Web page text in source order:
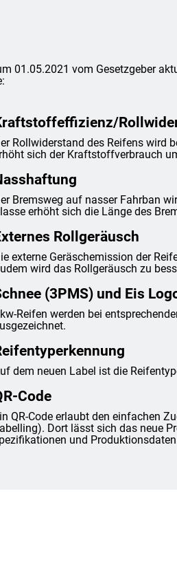
01.05.2021 vom Gesetzgeber
Rollwiderstand des Reifens wird
sich der Kraftstoffverbrauch
Bremsweg auf nasser Fahrban
erhöht sich die Länge des
Rollgeräusch
externe Geräschemission der
wird das Rollgeräusch zu
(3PMS) und Eis
Reifen werden bei
dem neuen Label ist die
Code
QR-Code erlaubt den einfachen
Dort lässt sich das neue
und